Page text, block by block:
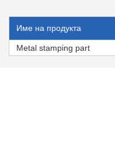
Име на продукта
Metal stamping part